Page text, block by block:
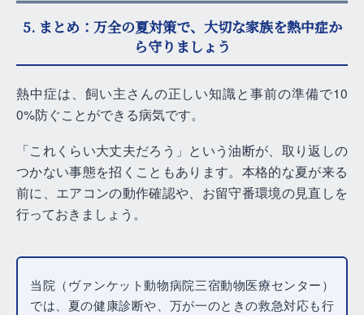
5. まとめ：万全の夏対策で、大切な家族を熱中症か
ら守りましょう
熱中症は、飼い主さんの正しい知識と事前の準備で10
0%防ぐことができる病気です。
「これくらい大丈夫だろう」という油断が、取り返しの
つかない事態を招くこともあります。本格的な夏が来る
前に、エアコンの動作確認や、お留守番環境の見直しを
行っておきましょう。
当院（ヴァンケット動物病院三宿動物医療センター）
では、夏の健康診断や、万が一のときの救急対応も行